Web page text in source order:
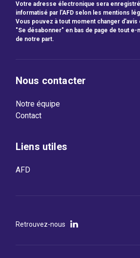
Votre adresse électronique sera
informatisé par l'AFD selon les mentions
Vous pouvez à tout moment changer d'avis
"Se désabonner" en bas de page de tout
de notre part.
Nous contacter
Notre équipe
Contact
Liens utiles
AFD
Retrouvez-nous